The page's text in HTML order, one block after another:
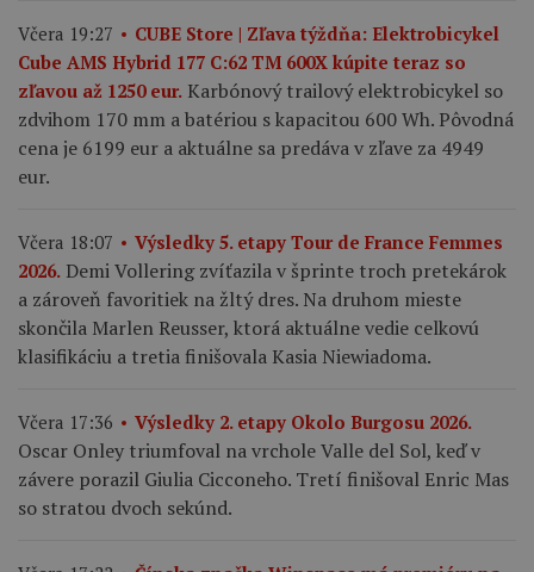
Včera 19:27
CUBE Store | Zľava týždňa: Elektrobicykel
Cube AMS Hybrid 177 C:62 TM 600X kúpite teraz so
zľavou až 1250 eur. Karbónový trailový elektrobicykel so
zdvihom 170 mm a batériou s kapacitou 600 Wh. Pôvodná
cena je 6199 eur a aktuálne sa predáva v zľave za 4949
eur.
Včera 18:07
Výsledky 5. etapy Tour de France Femmes
2026. Demi Vollering zvíťazila v šprinte troch pretekárok
a zároveň favoritiek na žltý dres. Na druhom mieste
skončila Marlen Reusser, ktorá aktuálne vedie celkovú
klasifikáciu a tretia finišovala Kasia Niewiadoma.
Včera 17:36 Výsledky 2. etapy Okolo Burgosu 2026.
Oscar Onley triumfoval na vrchole Valle del Sol, keď v
závere porazil Giulia Cicconeho. Tretí finišoval Enric Mas
so stratou dvoch sekúnd.